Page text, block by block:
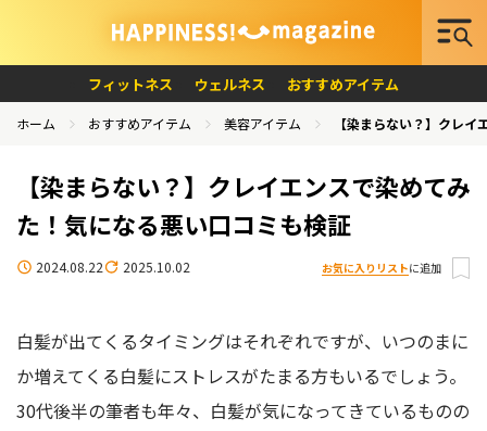
フィットネス ウェルネス おすすめアイテム
ホーム おすすめアイテム 美容アイテム 【染まらない？】クレ
【染まらない？】クレイエンスで染めてみ
た！気になる悪い口コミも検証
2024.08.22 2025.10.02 お気に入りリストに追加
白髪が出てくるタイミングはそれぞれですが、いつのまに
か増えてくる白髪にストレスがたまる方もいるでしょう。
30代後半の筆者も年々、白髪が気になってきているものの